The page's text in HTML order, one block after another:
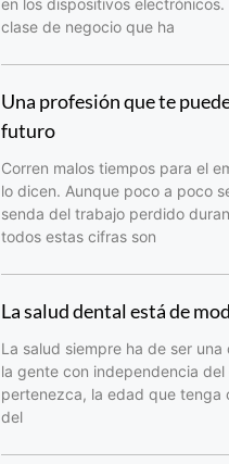
clase de negocio que ha
Una profesión que te
futuro
Corren malos tiempos para el
lo dicen. Aunque poco a poco
senda del trabajo perdido
todos estas cifras son
La salud dental está de
La salud siempre ha de ser
la gente con independencia
pertenezca, la edad que tenga
del